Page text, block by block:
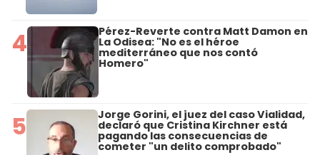
4 Pérez-Reverte contra Matt Damon en
La Odisea: "No es el héroe
mediterráneo que nos contó
Homero"
5 Jorge Gorini, el juez del caso Vialidad,
declaró que Cristina Kirchner está
pagando las consecuencias de
cometer "un delito comprobado"